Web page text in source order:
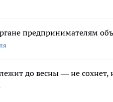
предпринимателям
до весны — не сохнет,